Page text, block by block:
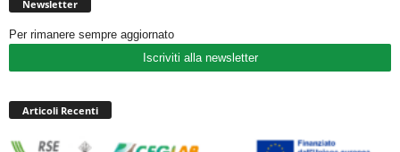
Newsletter
Per rimanere sempre aggiornato
Iscriviti alla newsletter
Articoli Recenti